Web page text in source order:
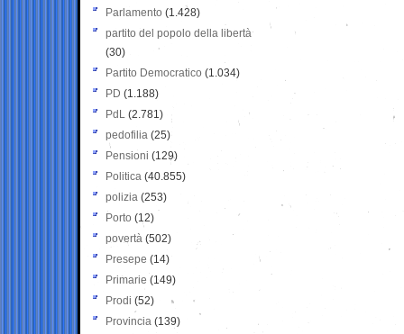
Parlamento (1.428)
partito del popolo della libertà
(30)
Partito Democratico (1.034)
PD (1.188)
PdL (2.781)
pedofilia (25)
Pensioni (129)
Politica (40.855)
polizia (253)
Porto (12)
povertà (502)
Presepe (14)
Primarie (149)
Prodi (52)
Provincia (139)